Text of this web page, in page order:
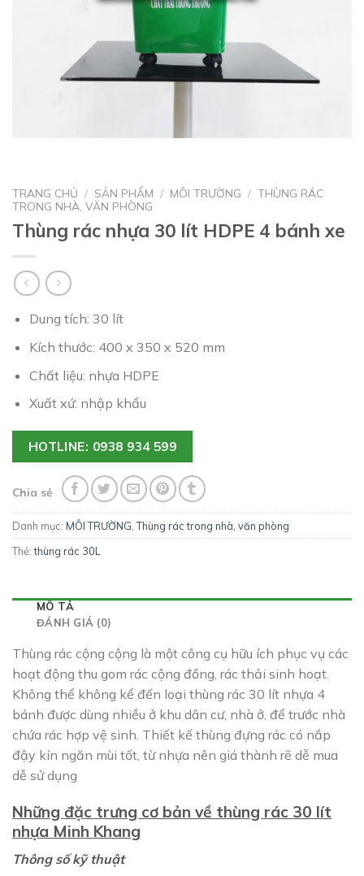
TRANG CHỦ / SẢN PHẨM / MÔI TRƯỜNG / THÙNG RÁC
TRONG NHÀ, VĂN PHÒNG
Thùng rác nhựa 30 lít HDPE 4 bánh xe
Dung tích: 30 lít
Kích thước: 400 x 350 x 520 mm
Chất liệu: nhựa HDPE
Xuất xứ: nhập khẩu
HOTLINE: 0938 934 599
Chia sẻ
Danh mục: MÔI TRƯỜNG ,Thùng rác trong nhà, văn phòng
Thẻ:thùng rác 30L
MÔ TẢ
ĐÁNH GIÁ (0)
Thùng rác cộng cộng là một công cụ hữu ích phục vụ các
hoạt động thu gom rác cộng đồng, rác thải sinh hoạt.
Không thể không kể đến loại thùng rác 30 lít nhựa 4
bánh được dùng nhiều ở khu dân cư, nhà ở, để trước nhà
chứa rác hợp vệ sinh. Thiết kế thùng đựng rác có nắp
đậy kín ngăn mùi tốt, từ nhựa nên giá thành rẽ dễ mua
dễ sử dụng
Những đặc trưng cơ bản về thùng rác 30 lít
nhựa Minh Khang
Thông số kỹ thuật